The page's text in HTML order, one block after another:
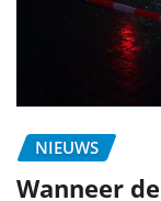
NIEUWS
Wanneer